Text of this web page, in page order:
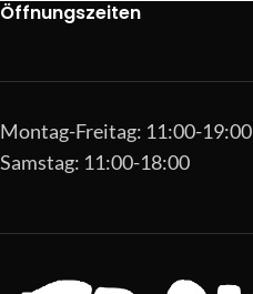
Öffnungszeiten
Montag-Freitag: 11:00-19:00
Samstag: 11:00-18:00